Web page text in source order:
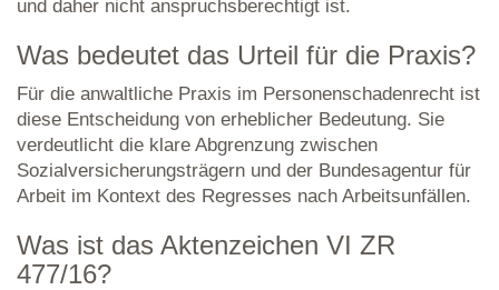
und daher nicht anspruchsberechtigt ist.
Was bedeutet das Urteil für die Praxis?
Für die anwaltliche Praxis im Personenschadenrecht ist
diese Entscheidung von erheblicher Bedeutung. Sie
verdeutlicht die klare Abgrenzung zwischen
Sozialversicherungsträgern und der Bundesagentur für
Arbeit im Kontext des Regresses nach Arbeitsunfällen.
Was ist das Aktenzeichen VI ZR
477/16?